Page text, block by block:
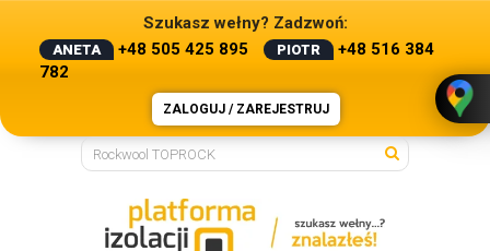
Szukasz wełny? Zadzwoń:
ANETA +48 505 425 895 PIOTR
+48 516 384
782
ZALOGUJ / ZAREJESTRUJ